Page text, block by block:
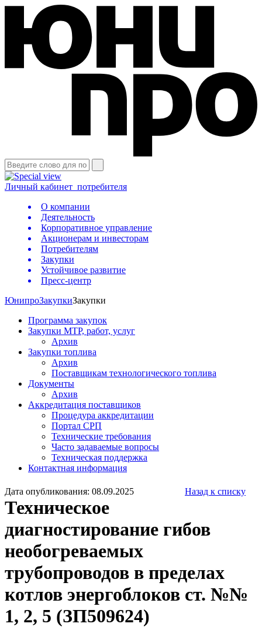
Личный кабинет потребителя
О компании
Деятельность
Корпоративное управление
Акционерам и инвесторам
Потребителям
Закупки
Устойчивое развитие
Пресс-центр
ЮнипроЗакупкиЗакупки
Программа закупок
Закупки МТР, работ, услуг
Архив
Закупки топлива
Архив
Поставщикам технологического топлива
Документы
Архив
Аккредитация поставщиков
Процедура аккредитации
Портал СРП
Технические требования
Часто задаваемые вопросы
Техническая поддержка
Контактная информация
Дата опубликования: 08.09.2025 Назад к списку
Техническое
диагностирование гибов
необогреваемых
трубопроводов в пределах
котлов энергоблоков ст. №№
1, 2, 5 (ЗП509624)